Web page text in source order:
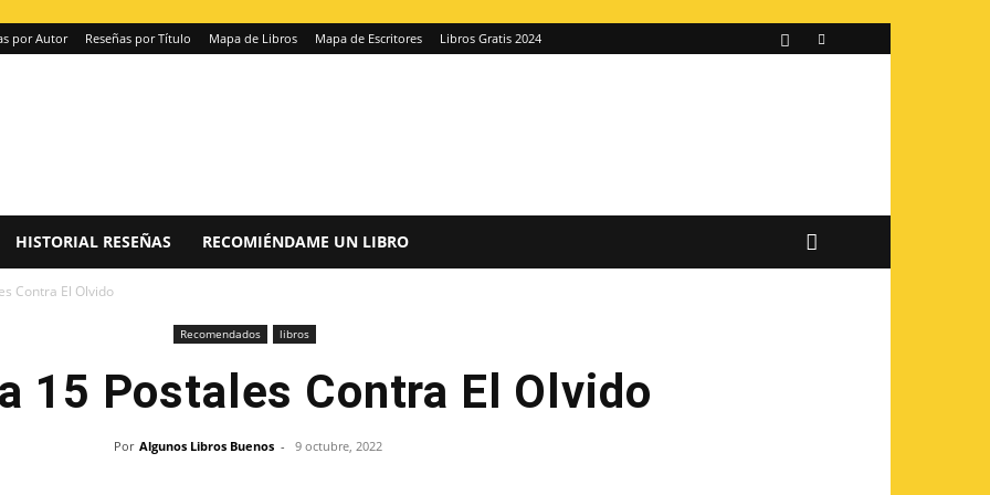
por Autor Reseñas por Título Mapa de Libros Mapa de Escritores Libros Gratis 2024
HISTORIAL RESEÑAS RECOMIÉNDAME UN LIBRO
Contra El Olvido
Recomendados libros
15 Postales Contra El Olvido
Por Algunos Libros Buenos - 9 octubre, 2022